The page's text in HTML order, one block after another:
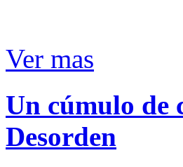
Ver mas
Un cúmulo de
Desorden